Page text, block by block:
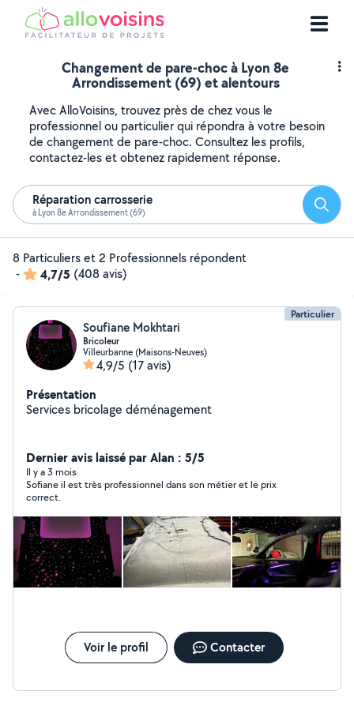
Changement de pare-choc à Lyon 8e
Arrondissement (69) et alentours
Avec AlloVoisins, trouvez près de chez vous le
professionnel ou particulier qui répondra à votre besoin
de changement de pare-choc. Consultez les profils,
contactez-les et obtenez rapidement réponse.
Réparation carrosserie
à Lyon 8e Arrondissement (69)
8 Particuliers et 2 Professionnels répondent
-
4,7/5 (408 avis)
Particulier
Soufiane Mokhtari
Bricoleur
Villeurbanne (Maisons-Neuves)
4,9/5 (17 avis)
Présentation
Services bricolage déménagement
Dernier avis laissé par Alan : 5/5
Il y a 3 mois
Sofiane il est très professionnel dans son métier et le prix
correct.
Voir le profil Contacter